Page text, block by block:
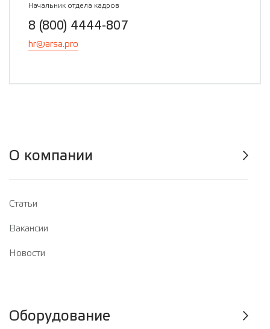
Начальник отдела кадров
8 (800) 4444-807
hr@arsa.pro
О компании
Статьи
Вакансии
Новости
Оборудование